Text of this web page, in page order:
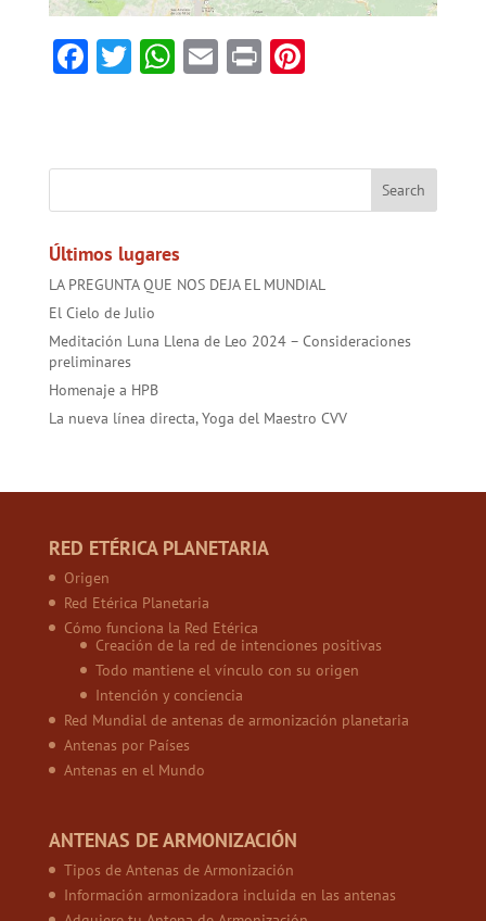
F
b
T
er
W
sA
E
l
Pr Pi
es
Últimos lugares
LA PREGUNTA QUE NOS DEJA EL MUNDIAL
El Cielo de Julio
Meditación Luna Llena de Leo 2024 – Consideraciones
preliminares
Homenaje a HPB
La nueva línea directa, Yoga del Maestro CVV
RED ETÉRICA PLANETARIA
Origen
Red Etérica Planetaria
Cómo funciona la Red Etérica
Creación de la red de intenciones positivas
Todo mantiene el vínculo con su origen
Intención y conciencia
Red Mundial de antenas de armonización planetaria
Antenas por Países
Antenas en el Mundo
ANTENAS DE ARMONIZACIÓN
Tipos de Antenas de Armonización
Información armonizadora incluida en las antenas